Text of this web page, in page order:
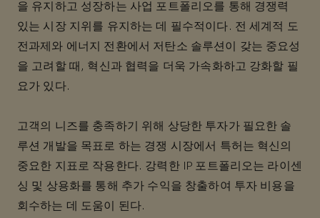
을 유지하고 성장하는 사업 포트폴리오를 통해 경쟁력
있는 시장 지위를 유지하는 데 필수적이다. 전 세계적 도
전과제와 에너지 전환에서 저탄소 솔루션이 갖는 중요성
을 고려할 때, 혁신과 협력을 더욱 가속화하고 강화할 필
요가 있다.
고객의 니즈를 충족하기 위해 상당한 투자가 필요한 솔
루션 개발을 목표로 하는 경쟁 시장에서 특허는 혁신의
중요한 지표로 작용한다. 강력한 IP 포트폴리오는 라이센
싱 및 상용화를 통해 추가 수익을 창출하여 투자 비용을
회수하는 데 도움이 된다.